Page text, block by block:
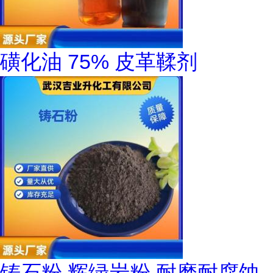
磺化油 75% 皮革鞣剂